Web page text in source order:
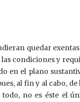
quedar
condiciones y
en el plano
al fin y al cabo, de
no es éste el